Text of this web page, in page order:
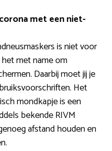
met een niet-
is niet voor
het met name om
Daarbij moet jij je
Het
mondkapje is een
bekende RIVM
afstand houden en